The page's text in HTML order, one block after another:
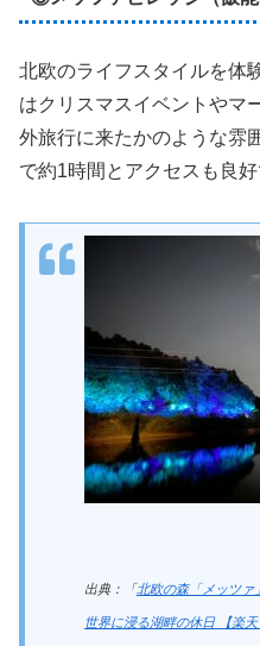
北欧のライフスタイルを体
はクリスマスイベントやマ
外旅行に来たかのような雰
で約1時間とアクセスも良好
出典：「北欧の森「メッツァ
世界に浸る湖畔の休日 【楽